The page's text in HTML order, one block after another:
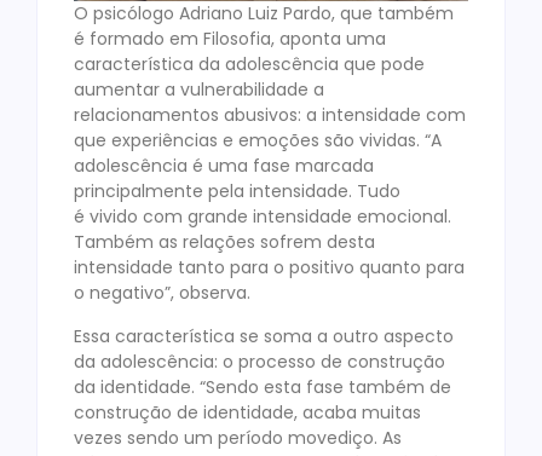
O psicólogo Adriano Luiz Pardo, que também
é formado em Filosofia, aponta uma
característica da adolescência que pode
aumentar a vulnerabilidade a
relacionamentos abusivos: a intensidade com
que experiências e emoções são vividas. “A
adolescência é uma fase marcada
principalmente pela intensidade. Tudo
é vivido com grande intensidade emocional.
Também as relações sofrem desta
intensidade tanto para o positivo quanto para
o negativo”, observa.
Essa característica se soma a outro aspecto
da adolescência: o processo de construção
da identidade. “Sendo esta fase também de
construção de identidade, acaba muitas
vezes sendo um período movediço. As